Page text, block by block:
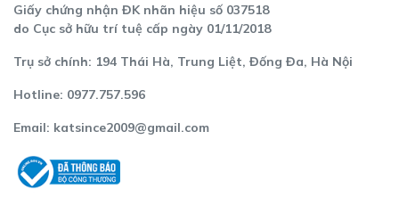
Giấy chứng nhận ĐK nhãn hiệu số 037518
do Cục sở hữu trí tuệ cấp ngày 01/11/2018
Trụ sở chính: 194 Thái Hà, Trung Liệt, Đống Đa, Hà Nội
Hotline: 0977.757.596
Email: katsince2009@gmail.com